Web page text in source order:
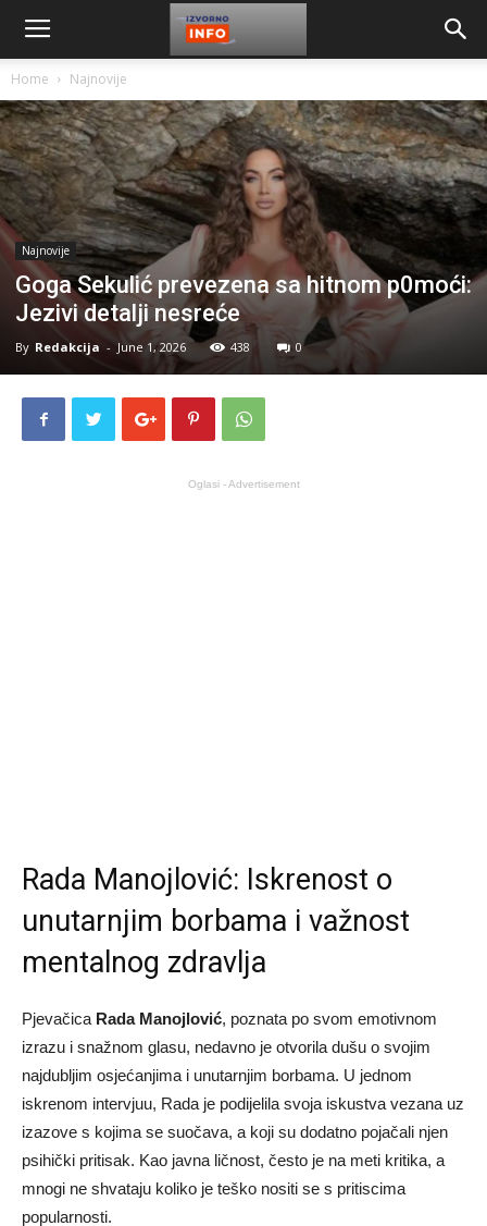
Home Najnovije
Najnovije
Goga Sekulić prevezena sa hitnom p0moći:
Jezivi detalji nesreće
By Redakcija - June 1, 2026 438 0
Oglasi - Advertisement
Rada Manojlović: Iskrenost o
unutarnjim borbama i važnost
mentalnog zdravlja
Pjevačica Rada Manojlović, poznata po svom emotivnom
izrazu i snažnom glasu, nedavno je otvorila dušu o svojim
najdubljim osjećanjima i unutarnjim borbama. U jednom
iskrenom intervjuu, Rada je podijelila svoja iskustva vezana uz
izazove s kojima se suočava, a koji su dodatno pojačali njen
psihički pritisak. Kao javna ličnost, često je na meti kritika, a
mnogi ne shvataju koliko je teško nositi se s pritiscima
popularnosti.